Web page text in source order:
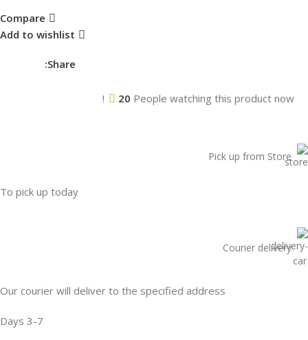
Compare
Add to wishlist
Share:
20 People watching this product now!
Pick up from Store
To pick up today
Courier delivery
Our courier will deliver to the specified address
3-7 Days